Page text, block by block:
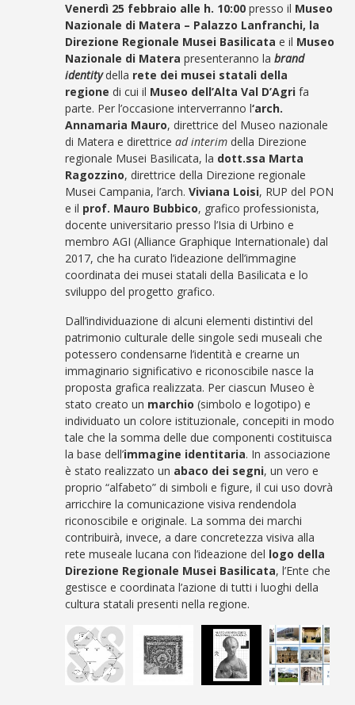
Venerdì 25 febbraio alle h. 10:00 presso il Museo
Nazionale di Matera – Palazzo Lanfranchi, la
Direzione Regionale Musei Basilicata e il Museo
Nazionale di Matera presenteranno labrand
identitydella rete dei musei statali della
regione di cui il Museo dell’Alta Val D’Agri fa
parte. Per l’occasione interverranno l‘arch.
Annamaria Mauro, direttrice del Museo nazionale
di Matera e direttricead interim della Direzione
regionale Musei Basilicata, la dott.ssa Marta
Ragozzino, direttrice della Direzione regionale
Musei Campania, l’arch.Viviana Loisi, RUP del PON
e il prof. Mauro Bubbico, grafico professionista,
docente universitario presso l’Isia di Urbino e
membro AGI (Alliance Graphique Internationale) dal
2017, che ha curato l’ideazione dell’immagine
coordinata dei musei statali della Basilicata e lo
sviluppo del progetto grafico.
Dall’individuazione di alcuni elementi distintivi del
patrimonio culturale delle singole sedi museali che
potessero condensarne l’identità e crearne un
immaginario significativo e riconoscibile nasce la
proposta grafica realizzata. Per ciascun Museo è
stato creato un marchio (simbolo e logotipo) e
individuato un colore istituzionale, concepiti in modo
tale che la somma delle due componenti costituisca
la base dell’immagine identitaria. In associazione
è stato realizzato un abaco dei segni, un vero e
proprio “alfabeto” di simboli e figure, il cui uso dovrà
arricchire la comunicazione visiva rendendola
riconoscibile e originale. La somma dei marchi
contribuirà, invece, a dare concretezza visiva alla
rete museale lucana con l’ideazione del logo della
Direzione Regionale Musei Basilicata, l’Ente che
gestisce e coordinata l’azione di tutti i luoghi della
cultura statali presenti nella regione.